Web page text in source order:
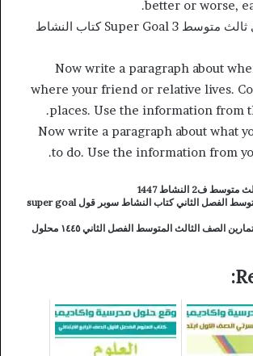
better or worse,
حل كتاب انجليزي ثالث متوسط Super Goal 3 كتاب النشاط
Now write a paragraph about
where your friend or relative lives.
places. Use the information from
Now write a paragraph about what
to do. Use the information from
ف2 النشاط 1447
حلول انجليزي ثالث متوسط الفصل الثاني كتاب النشاط سوبر قول super goal
الصف الثالث المتوسط الفصل الثاني ١٤٤٥ محلول